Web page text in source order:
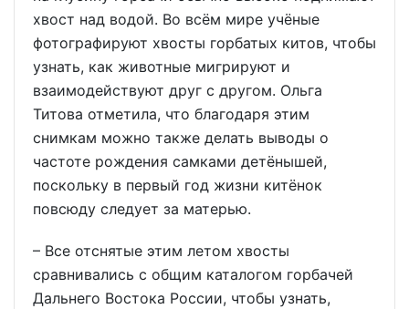
хвост над водой. Во всём мире учёные
фотографируют хвосты горбатых китов, чтобы
узнать, как животные мигрируют и
взаимодействуют друг с другом. Ольга
Титова отметила, что благодаря этим
снимкам можно также делать выводы о
частоте рождения самками детёнышей,
поскольку в первый год жизни китёнок
повсюду следует за матерью.
– Все отснятые этим летом хвосты
сравнивались с общим каталогом горбачей
Дальнего Востока России, чтобы узнать,